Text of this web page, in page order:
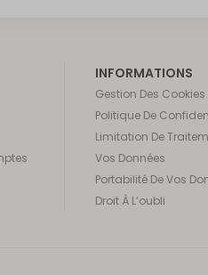
INFORMATIONS
Gestion Des Cookies
Politique De
Limitation De
Vos Données
Portabilité De Vos
Droit À L’oubli